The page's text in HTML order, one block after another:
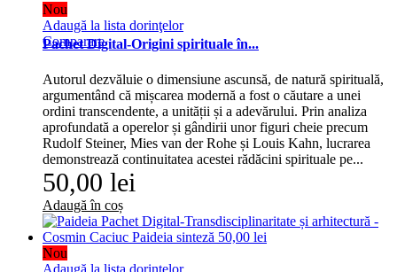
Nou
Adaugă la lista dorinţelor
Comparare
Pachet Digital-Origini spirituale în...
Autorul dezvăluie o dimensiune ascunsă, de natură spirituală,
argumentând că mișcarea modernă a fost o căutare a unei
ordini transcendente, a unității și a adevărului. Prin analiza
aprofundată a operelor și gândirii unor figuri cheie precum
Rudolf Steiner, Mies van der Rohe și Louis Kahn, lucrarea
demonstrează continuitatea acestei rădăcini spirituale pe...
50,00 lei
Adaugă în coș
Nou
Adaugă la lista dorinţelor